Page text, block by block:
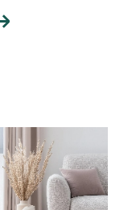
maison ou
nos
un
à chaque